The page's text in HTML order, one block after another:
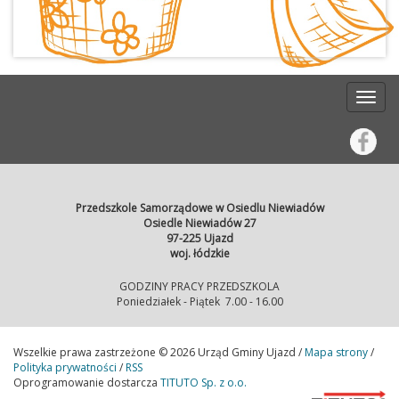
strażacy przygotowali dla dzieci wyjątkową
niespodziankę — każde dziecko otrzymało
czujkę czadu, która ma przypominać o tym,
jak ważne jest bezpieczeństwo w domu.
oświadczeń i do pobrania poprzez kliknięcie
hiperłącza) oraz w placówce. Nie zwlekaj i
zgłoś swoje dziecko urodzone w roku
2020,2021,2022, 2023, a dzieci urodzone w
2024 będą przyjęte tylko wtedy gdy po
zakończeniu rekrutacji będą wolne miejsca a
miało ukończone 2,5 roku Przedszkole w
godzinach 6.30-16.00, ale godziny mogą być
Przedszkole Samorządowe w Osiedlu Niewiadów
Osiedle Niewiadów 27
97-225 Ujazd
woj. łódzkie
GODZINY PRACY PRZEDSZKOLA
Poniedziałek - Piątek 7.00 - 16.00
Wszelkie prawa zastrzeżone © 2026 Urząd Gminy Ujazd /Mapa strony/
Polityka prywatności /RSS
Oprogramowanie dostarcza TITUTO Sp. z o.o.